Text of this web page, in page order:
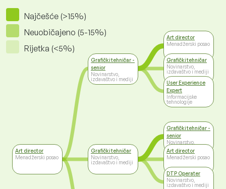
Najčešće (>15%)
Neuobičajeno (5-15%)
Rijetka (<5%)
Art director
Menadžerski posao
Grafički tehničar -
senior
Novinarstvo,
izdavaštvo i mediji
Grafički tehničar
Novinarstvo,
izdavaštvo i mediji
Art director
Menadžerski posao
Grafički tehničar
Novinarstvo,
izdavaštvo i mediji
User Experience
Expert
Informacijske
tehnologije
Grafički tehničar -
senior
Novinarstvo,
izdavaštvo i mediji
Art director
Menadžerski posao
DTP Operater
Novinarstvo,
izdavaštvo i mediji